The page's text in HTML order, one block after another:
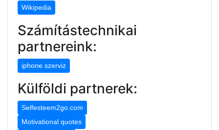
Wikipedia
Számítástechnikai
partnereink:
iphone szerviz
Külföldi partnerek:
Selfesteem2go.com
Motivational quotes